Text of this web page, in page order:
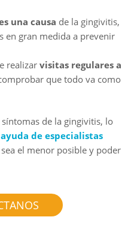
una causa de la gingivitis,
en gran medida a prevenir
realizar visitas regulares a
que todo va como
de la gingivitis, lo
ayuda de especialistas
el menor posible y poder